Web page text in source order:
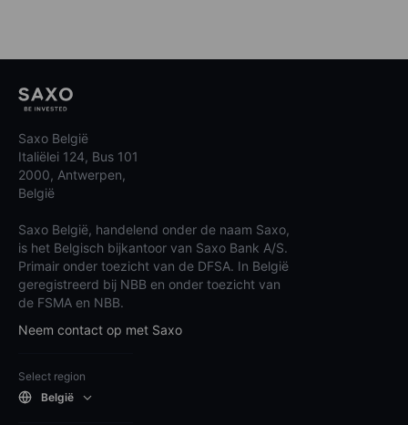
Saxo België
Italiëlei 124, Bus 101
2000, Antwerpen,
België
Saxo België, handelend onder de naam Saxo,
is het Belgisch bijkantoor van Saxo Bank A/S.
Primair onder toezicht van de DFSA. In België
geregistreerd bij NBB en onder toezicht van
de FSMA en NBB.
Neem contact op met Saxo
Select region
België